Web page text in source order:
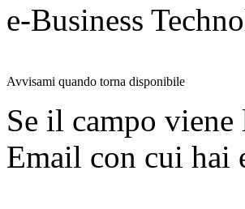
e-Business
Avvisami quando torna disponibile
Se il campo
Email con cui